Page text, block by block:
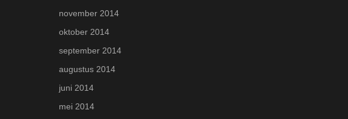
november 2014
oktober 2014
september 2014
augustus 2014
juni 2014
mei 2014